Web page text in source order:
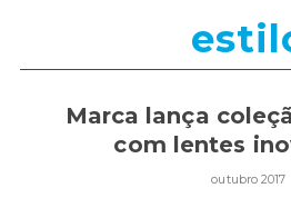
Marca lança
com lentes
outubro 2017